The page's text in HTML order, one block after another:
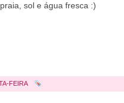
sol e água fresca :)
FEIRA